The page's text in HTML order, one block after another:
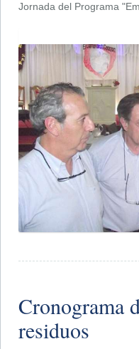
Jornada del Programa
Cronograma
residuos